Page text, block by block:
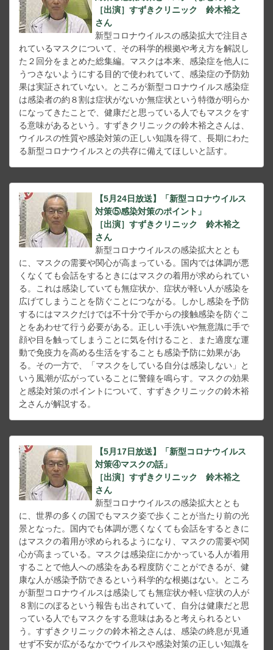
［出演］すずきクリニック 鈴木裕之
さん
新型コロナウイルスの感染拡大で注目さ
れているマスクについて、その科学的根拠や考え方を解説し
た２回分をまとめた総集編。マスクは本来、感染症を他人に
うつさないようにする目的で使われていて、感染症の予防効
果は実証されていない。ところが新型コロナウイルス感染症
は感染者の約８割は症状がないか無症状という特徴が明らか
になってきたことで、健康だと思っている人でもマスクをす
る意味があるという。すずきクリニックの鈴木裕之さんは、
ウイルスの性質や感染対策の正しい知識を得て、長期にわた
る新型コロナウイルスとの共存に備えてほしいと話す。
【5月24日放送】「新型コロナウイルス
対策⑤感染対策のポイント」
［出演］すずきクリニック 鈴木裕之
さん
新型コロナウイルスの感染拡大ととも
に、マスクの需要や関心が高まっている。国内では体調が悪
くなくても会話をするときにはマスクの着用が求められてい
る。これは感染していても無症状か、症状が軽い人が感染を
広げてしまうことを防ぐことにつながる。しかし感染を予防
するにはマスクだけでは不十分で手からの接触感染を防ぐこ
とをあわせて行う必要がある。正しい手洗いや無意識に手で
顔や目を触ってしまうことに気を付けること、また適度な運
動で免疫力を高める生活をすることも感染予防に効果があ
る。その一方で、「マスクをしている自分は感染しない」と
いう風潮が広がっていることに警鐘を鳴らす。マスクの効果
と感染対策のポイントについて、すずきクリニックの鈴木裕
之さんが解説する。
【5月17日放送】「新型コロナウイルス
対策④マスクの話」
［出演］すずきクリニック 鈴木裕之
さん
新型コロナウイルスの感染拡大ととも
に、世界の多くの国でもマスク姿で歩くことが当たり前の光
景となった。国内でも体調が悪くなくても会話をするときに
はマスクの着用が求められるようになり、マスクの需要や関
心が高まっている。マスクは感染症にかかっている人が着用
することで他人への感染をある程度防ぐことができるが、健
康な人が感染予防できるという科学的な根拠はない。ところ
が新型コロナウイルスは感染しても無症状か軽い症状の人が
８割にのぼるという報告も出されていて、自分は健康だと思
っている人でもマスクをする意味はあると考えられるとい
う。すずきクリニックの鈴木裕之さんは、感染の終息が見通
せず不安が広がるなかでウイルスや感染対策の正しい知識を